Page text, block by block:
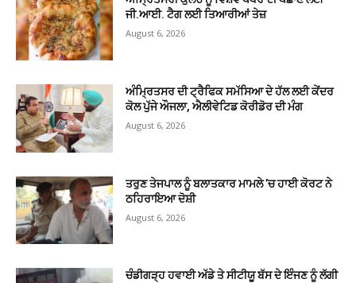
ਜੀ.ਆਈ. ਟੈਗ ਲਈ ਤਿਆਰੀਆਂ ਤੇਜ਼
August 6, 2026
ਅੰਮ੍ਰਿਤਸਰ ਦੀ ਟ੍ਰੈਫਿਕ ਸਮੱਸਿਆ ਦੇ ਹੱਲ ਲਈ ਕੇਂਦਰ
ਕੋਲ ਪੁੱਜੇ ਔਜਲਾ, ਐਲੀਵੇਟਿਡ ਕੋਰੀਡੋਰ ਦੀ ਮੰਗ
August 6, 2026
ਤਰੁਣ ਤੇਜਪਾਲ ਨੂੰ ਬਲਾਤਕਾਰ ਮਾਮਲੇ ’ਚ ਹਾਈ ਕੋਰਟ ਨੇ
ਠਹਿਰਾਇਆ ਦੋਸ਼ੀ
August 6, 2026
ਚੰਡੀਗੜ੍ਹ ਹਵਾਈ ਅੱਡੇ ਤੇ ਸੀਟੀਯੂ ਬੱਸ ਦੇ ਇੰਜਣ ਨੂੰ ਲੱਗੀ